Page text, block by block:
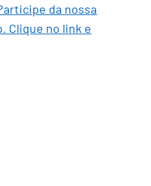
da nossa
Clique no link e